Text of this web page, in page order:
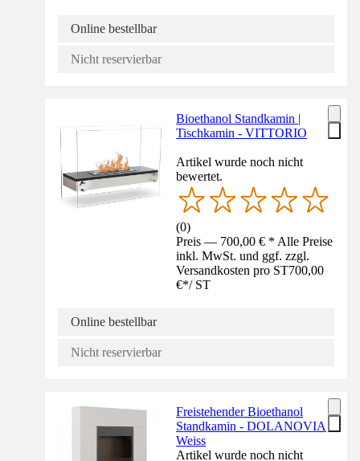
Online bestellbar
Nicht reservierbar
Bioethanol Standkamin |
Tischkamin - VITTORIO
Artikel wurde noch nicht
bewertet.
(0)
Preis — 700,00 € * Alle Preise
inkl. MwSt. und ggf. zzgl.
Versandkosten pro ST700,00
€*/ ST
Online bestellbar
Nicht reservierbar
Freistehender Bioethanol
Standkamin - DOLANOVIA
Weiss
Artikel wurde noch nicht